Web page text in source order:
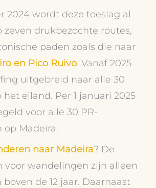
2024 wordt deze toeslag al
zeven drukbezochte routes,
paden zoals die naar
en Pico Ruivo. Vanaf 2025
uitgebreid naar alle 30
het eiland. Per 1 januari 2025
voor alle 30 PR-
Madeira.
naar Madeira? De
voor wandelingen zijn alleen
de 12 jaar. Daarnaast